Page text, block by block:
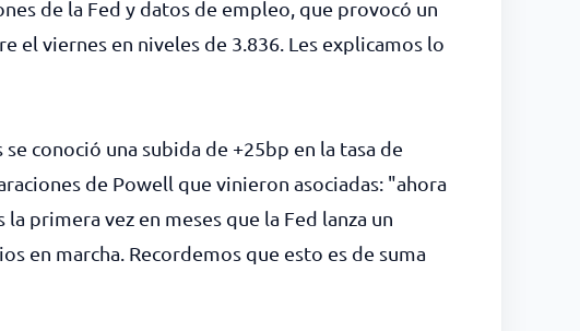
de la Fed y datos de empleo, que provocó un
el viernes en niveles de 3.836. Les explicamos lo
conoció una subida de +25bp en la tasa de
de Powell que vinieron asociadas: "ahora
primera vez en meses que la Fed lanza un
en marcha. Recordemos que esto es de suma